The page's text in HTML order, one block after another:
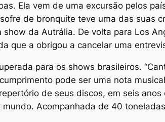
Ela vem de uma excursão pelos
de bronquite teve uma das suas
da Autrália. De volta para Los
que a obrigou a cancelar uma
para os shows brasileiros.
pode ser uma nota
de seus discos, em seis
Acompanhada de 40